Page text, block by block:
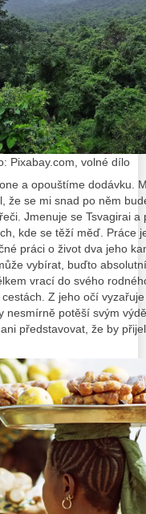
Pixabay.com, volné dílo
a opouštíme dodávku.
že se mi snad po něm
Jmenuje se Tsvagirai
kde se těží měď. Práce
práci o život dva jeho
vybírat, buďto
vrací do svého
Z jeho očí
nesmírně potěší svým
představovat, že by